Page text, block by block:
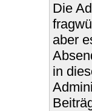
Die
aber
in